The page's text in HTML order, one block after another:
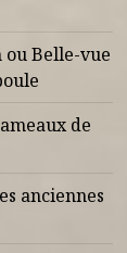
ou Belle-vue
de
anciennes